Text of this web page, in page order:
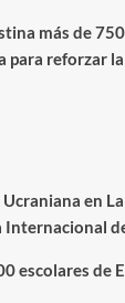
más de
reforzar
Ucraniana en
Internacional
escolares de